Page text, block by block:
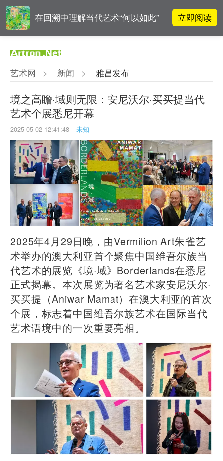
在回溯中理解当代艺术“何以如此” 立即阅读
破界与归真
对话 | 在开放和自由中确立艺术价
值
阿拉里奥画廊上海转型：为何要成
为策展式艺术商业综合体？
艺术网 > 新闻 > 雅昌发布
境之高瞻·域则无限：安尼沃尔·买买提当代
艺术个展悉尼开幕
2025-05-02 12:41:48 未知
2025年4月29日晚，由Vermilion Art朱雀艺
术举办的澳大利亚首个聚焦中国维吾尔族当
代艺术的展览《境·域》Borderlands在悉尼
正式揭幕。本次展览为著名艺术家安尼沃尔·
买买提（Aniwar Mamat）在澳大利亚的首次
个展，标志着中国维吾尔族艺术在国际当代
艺术语境中的一次重要亮相。